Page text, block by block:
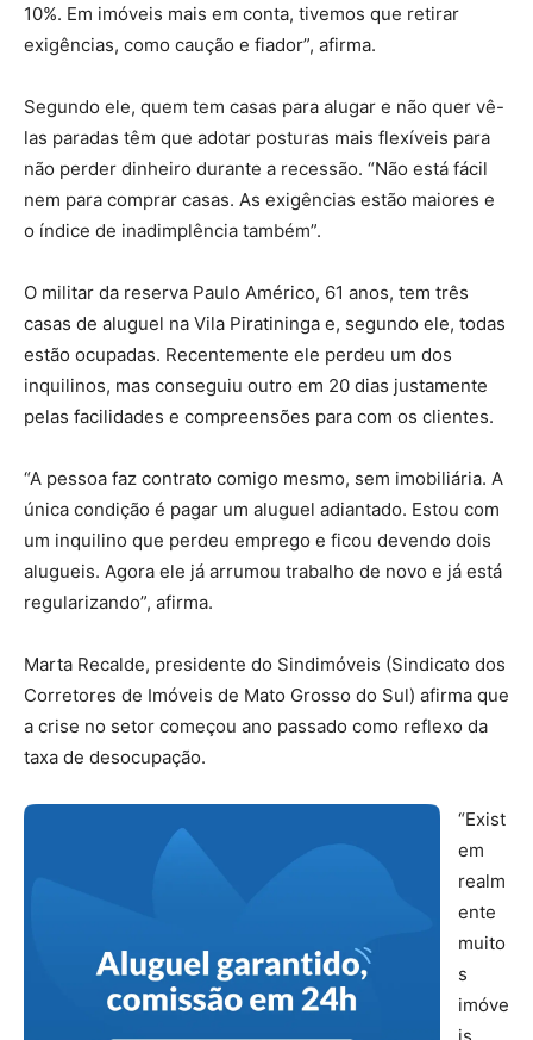
10%. Em imóveis mais em conta, tivemos que retirar
exigências, como caução e fiador”, afirma.
Segundo ele, quem tem casas para alugar e não quer vê-
las paradas têm que adotar posturas mais flexíveis para
não perder dinheiro durante a recessão. “Não está fácil
nem para comprar casas. As exigências estão maiores e
o índice de inadimplência também”.
O militar da reserva Paulo Américo, 61 anos, tem três
casas de aluguel na Vila Piratininga e, segundo ele, todas
estão ocupadas. Recentemente ele perdeu um dos
inquilinos, mas conseguiu outro em 20 dias justamente
pelas facilidades e compreensões para com os clientes.
“A pessoa faz contrato comigo mesmo, sem imobiliária. A
única condição é pagar um aluguel adiantado. Estou com
um inquilino que perdeu emprego e ficou devendo dois
alugueis. Agora ele já arrumou trabalho de novo e já está
regularizando”, afirma.
Marta Recalde, presidente do Sindimóveis (Sindicato dos
Corretores de Imóveis de Mato Grosso do Sul) afirma que
a crise no setor começou ano passado como reflexo da
taxa de desocupação.
“Exist
em
realm
ente
muito
s
imóve
is